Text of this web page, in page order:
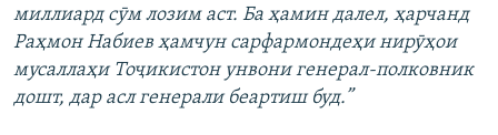
миллиард сӯм лозим аст. Ба ҳамин далел, ҳарчанд
Раҳмон Набиев ҳамчун сарфармондеҳи нирӯҳои
мусаллаҳи Тоҷикистон унвони генерал-полковник
дошт, дар асл генерали беартиш буд.”